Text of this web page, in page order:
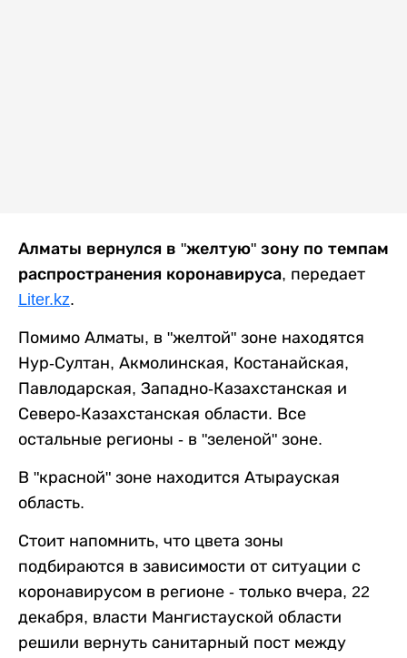
Алматы вернулся в "желтую" зону по темпам
распространения коронавируса, передает
Liter.kz.
Помимо Алматы, в "желтой" зоне находятся
Нур-Султан, Акмолинская, Костанайская,
Павлодарская, Западно-Казахстанская и
Северо-Казахстанская области. Все
остальные регионы - в "зеленой" зоне.
В "красной" зоне находится Атырауская
область.
Стоит напомнить, что цвета зоны
подбираются в зависимости от ситуации с
коронавирусом в регионе - только вчера, 22
декабря, власти Мангистауской области
решили вернуть санитарный пост между